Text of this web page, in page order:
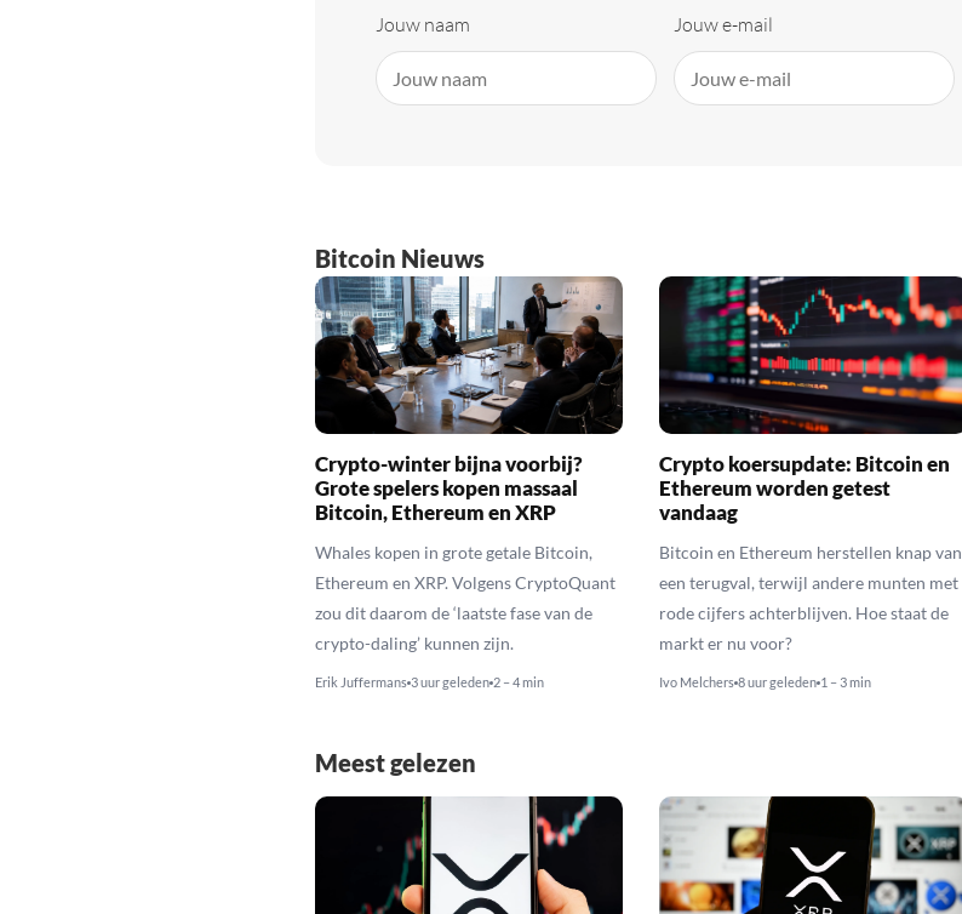
Jouw naam Jouw e-mail
Bitcoin Nieuws
Crypto-winter bijna voorbij?
Grote spelers kopen massaal
Bitcoin, Ethereum en XRP
Whales kopen in grote getale Bitcoin,
Ethereum en XRP. Volgens CryptoQuant
zou dit daarom de ‘laatste fase van de
crypto-daling’ kunnen zijn.
Erik Juffermans 3 uur geleden 2 – 4 min
Crypto koersupdate: Bitcoin en
Ethereum worden getest
vandaag
Bitcoin en Ethereum herstellen knap van
een terugval, terwijl andere munten met
rode cijfers achterblijven. Hoe staat de
markt er nu voor?
Ivo Melchers 8 uur geleden 1 – 3 min
Meest gelezen